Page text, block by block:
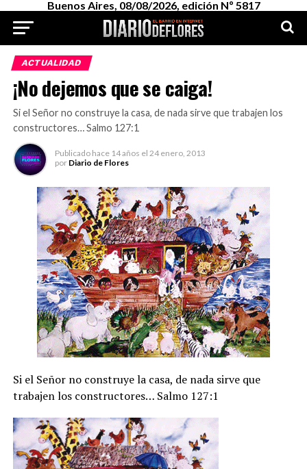
Buenos Aires, 08/08/2026, edición Nº 5817
ACTUALIDAD
¡No dejemos que se caiga!
Si el Señor no construye la casa, de nada sirve que trabajen los
constructores… Salmo 127:1
Publicado hace 14 años el 24 enero, 2013
por Diario de Flores
Si el Señor no construye la casa, de nada sirve que
trabajen los constructores… Salmo 127:1